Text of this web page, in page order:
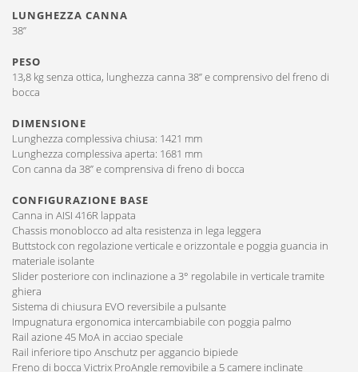
LUNGHEZZA CANNA
38”
PESO
13,8 kg senza ottica, lunghezza canna 38” e comprensivo del freno di
bocca
DIMENSIONE
Lunghezza complessiva chiusa: 1421 mm
Lunghezza complessiva aperta: 1681 mm
Con canna da 38” e comprensiva di freno di bocca
CONFIGURAZIONE BASE
Canna in AISI 416R lappata
Chassis monoblocco ad alta resistenza in lega leggera
Buttstock con regolazione verticale e orizzontale e poggia guancia in
materiale isolante
Slider posteriore con inclinazione a 3° regolabile in verticale tramite
ghiera
Sistema di chiusura EVO reversibile a pulsante
Impugnatura ergonomica intercambiabile con poggia palmo
Rail azione 45 MoA in acciao speciale
Rail inferiore tipo Anschutz per aggancio bipiede
Freno di bocca Victrix ProAngle removibile a 5 camere inclinate